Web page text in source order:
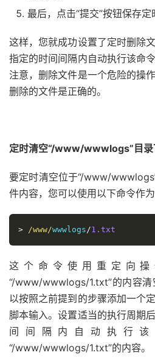
最后，点击“提交”按钮保存定
这样，您就成功设置了定时删除
指定的时间间隔内自动执行该命
注意，删除文件是一个危险的操
删除的文件是正确的。
定时清空“/www/wwwlogs”目录
要定时清空位于“/www/
件内容，您可以使用以下命令作为
> /www/wwwlogs/1.txt
这个命令使用重定向
“/www/wwwlogs/1.txt”的内容
以按照之前提到的步骤添加一个
脚本输入。设置适当的执行周期
间间隔内自动执行
“/www/wwwlogs/1.txt”的内容。